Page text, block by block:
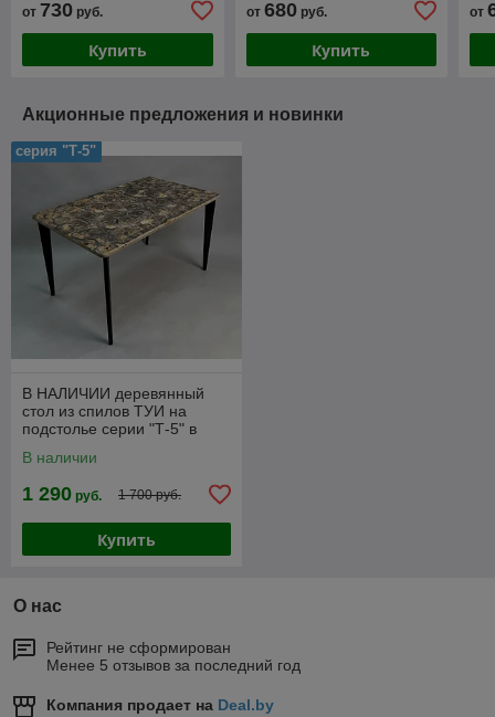
"ПАУК" из массива,
пластика или ЛДСП
от 730 руб.
Купить
"К-4" из массива,
пластика или ЛДСП
от 680руб.
Купить
"V"
от
Акционные предложения и новинки
серия "Т-5"
В НАЛИЧИИ деревянный
стол из спилов ТУИ на
подстолье серии "Т-5" в
В наличии
1 290 руб. 1 700 руб.
Купить
О нас
Рейтинг не сформирован
Менее 5 отзывов за последний год
Компания продает на Deal.by